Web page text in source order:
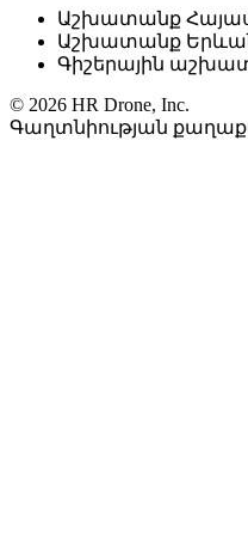
Աշխատանք
Աշխատանք
Գիշերային
© 2026 HR Drone, Inc.
Գաղտնիության